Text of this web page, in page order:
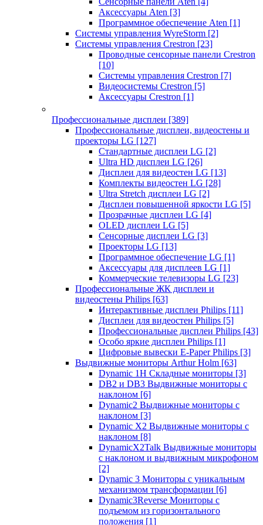
Аксессуары Aten [3]
Программное обеспечение Aten [1]
Системы управления WyreStorm [2]
Системы управления Crestron [23]
Проводные сенсорные панели Crestron
[10]
Системы управления Crestron [7]
Видеосистемы Crestron [5]
Аксессуары Crestron [1]
Профессиональные дисплеи [389]
Профессиональные дисплеи, видеостены и
проекторы LG [127]
Стандартные дисплеи LG [2]
Ultra HD дисплеи LG [26]
Дисплеи для видеостен LG [13]
Комплекты видеостен LG [28]
Ultra Stretch дисплеи LG [2]
Дисплеи повышенной яркости LG [5]
Прозрачные дисплеи LG [4]
OLED дисплеи LG [5]
Сенсорные дисплеи LG [3]
Проекторы LG [13]
Программное обеспечение LG [1]
Аксессуары для дисплеев LG [1]
Коммерческие телевизоры LG [23]
Профессиональные ЖК дисплеи и
видеостены Philips [63]
Интерактивные дисплеи Philips [11]
Дисплеи для видеостен Philips [5]
Профессиональные дисплеи Philips [43]
Особо яркие дисплеи Philips [1]
Цифровые вывески E-Paper Philips [3]
Выдвижные мониторы Arthur Holm [63]
Dynamic 1Н Складные мониторы [3]
DB2 и DB3 Выдвижные мониторы с
наклоном [6]
Dynamic2 Выдвижные мониторы с
наклоном [3]
Dynamic X2 Выдвижные мониторы с
наклоном [8]
DynamicX2Talk Выдвижные мониторы
с наклоном и выдвижным микрофоном
[2]
Dynamic 3 Мониторы с уникальным
механизмом трансформации [6]
Dynamic3Reverse Мониторы с
подъемом из горизонтального
положения [1]